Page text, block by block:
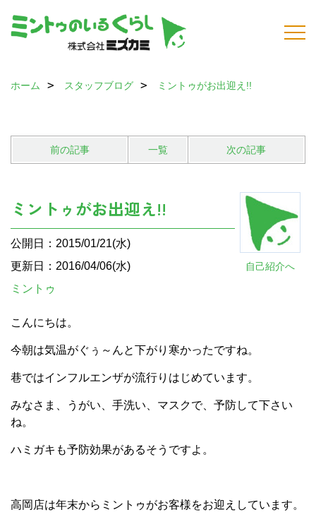
ホーム スタッフブログ ミントゥがお出迎え!!
前の記事 一覧 次の記事
自己紹介へ
ミントゥがお出迎え!!
公開日：2015/01/21(水)
更新日：2016/04/06(水)
ミントゥ
こんにちは。
今朝は気温がぐぅ～んと下がり寒かったですね。
巷ではインフルエンザが流行りはじめています。
みなさま、うがい、手洗い、マスクで、予防して下さい
ね。
ハミガキも予防効果があるそうですよ。
高岡店は年末からミントゥがお客様をお迎えしています。